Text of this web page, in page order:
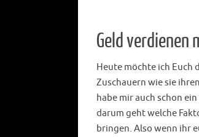
Geld verdienen
Heute möchte ich Euch
Zuschauern wie sie
habe mir auch schon
darum geht welche
bringen. Also wenn ihr